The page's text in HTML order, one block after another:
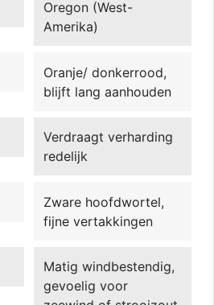
Oregon (West-
Amerika)
Oranje/ donkerrood,
blijft lang aanhouden
Verdraagt verharding
redelijk
Zware hoofdwortel,
fijne vertakkingen
Matig windbestendig,
gevoelig voor